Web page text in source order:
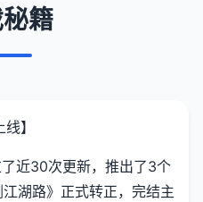
籍
】
近30次更新，推出了3个
湖路》正式转正，完结主